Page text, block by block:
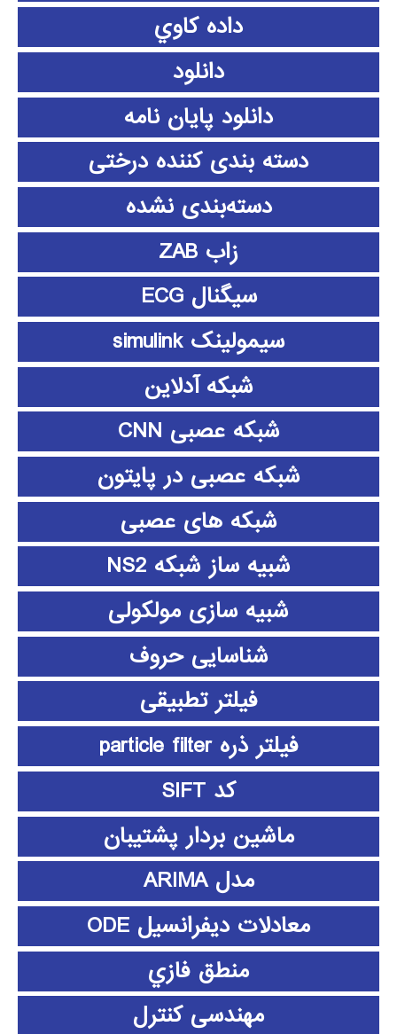
داده كاوي
دانلود
دانلود پايان نامه
دسته بندی کننده درختی
دسته‌بندی نشده
زاب ZAB
سیگنال ECG
سیمولینک simulink
شبکه آدلاین
شبکه عصبی CNN
شبکه عصبی در پایتون
شبکه های عصبی
شبیه ساز شبکه NS2
شبیه سازی مولکولی
شناسایی حروف
فیلتر تطبیقی
فیلتر ذره particle filter
کد SIFT
ماشین بردار پشتیبان
مدل ARIMA
معادلات دیفرانسیل ODE
منطق فازي
مهندسی کنترل